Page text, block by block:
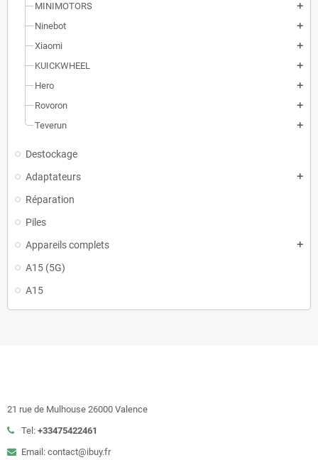
MINIMOTORS add
Ninebot add
Xiaomi add
KUICKWHEEL add
Hero add
Rovoron add
Teverun add
Destockage
Adaptateurs
add
Réparation
Piles
Appareils complets
add
A15 (5G)
A15
21 rue de Mulhouse 26000 Valence
Tel: +33475422461
Email: contact@ibuy.fr